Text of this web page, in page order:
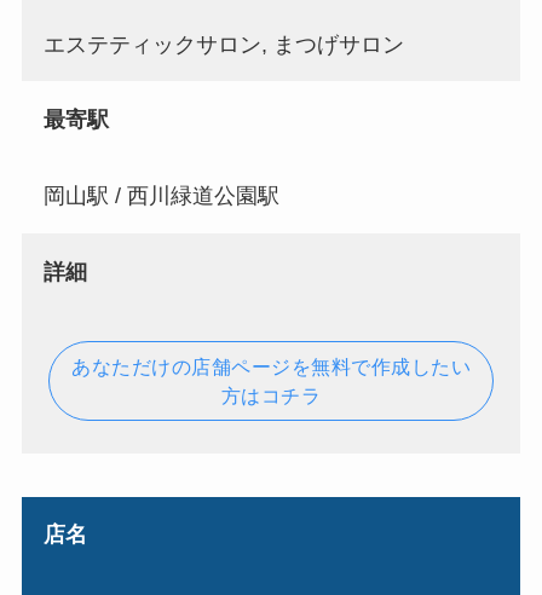
エステティックサロン, まつげサロン
最寄駅
岡山駅 / 西川緑道公園駅
詳細
あなただけの店舗ページを無料で作成したい
方はコチラ
店名